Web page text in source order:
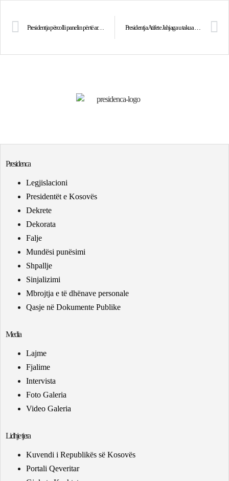
Presidentja përcolli panelin për të ardhmen e sigurisë euroatlantike
Presidenca
Legjislacioni
Presidentët e Kosovës
Dekrete
Dekorata
Falje
Mundësi punësimi
Shpallje
Sinjalizimi
Mbrojtja e të dhënave personale
Qasje në Dokumente Publike
Media
Lajme
Fjalime
Intervista
Foto Galeria
Video Galeria
Lidhje tjera
Kuvendi i Republikës së Kosovës
Portali Qeveritar